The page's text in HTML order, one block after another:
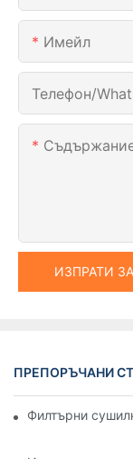
Имейл
Телефон/
ИЗПРАТИ
ПРЕПОРЪЧАНИ
Филтърни